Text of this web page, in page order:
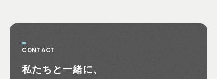
CONTACT
私たちと一緒に、